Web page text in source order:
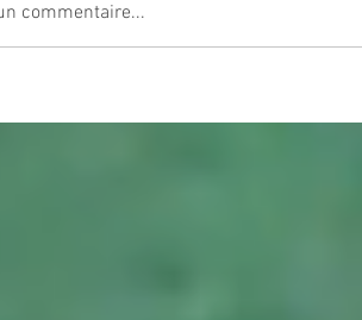
commentaire...